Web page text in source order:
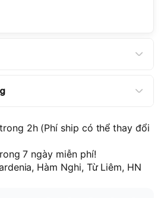
2h (Phí ship có thể thay đổi
7 ngày miễn phí!
Hàm Nghi, Từ Liêm, HN